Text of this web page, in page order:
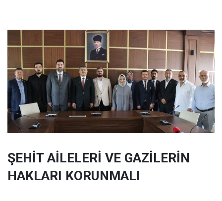
ŞEHİT AİLELERİ VE GAZİLERİN
HAKLARI KORUNMALI